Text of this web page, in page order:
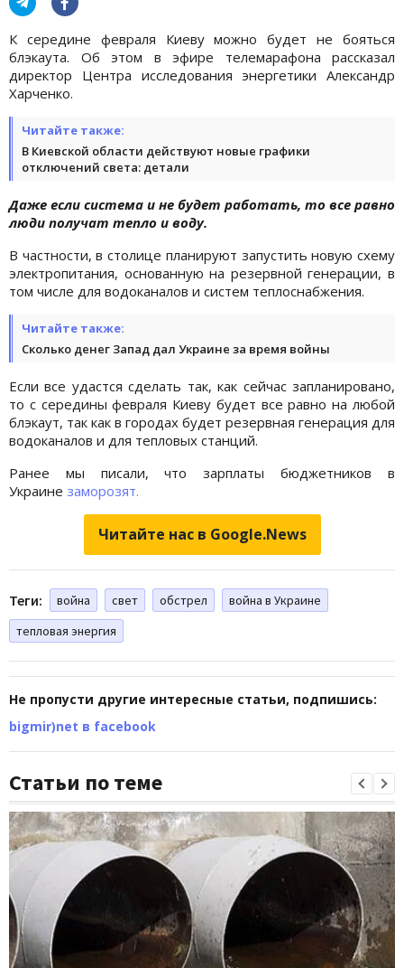
К середине февраля Киеву можно будет не бояться
блэкаута. Об этом в эфире телемарафона рассказал
директор Центра исследования энергетики Александр
Харченко.
Читайте также:
В Киевской области действуют новые графики
отключений света: детали
Даже если система и не будет работать, то все равно
люди получат тепло и воду.
В частности, в столице планируют запустить новую схему
электропитания, основанную на резервной генерации, в
том числе для водоканалов и систем теплоснабжения.
Читайте также:
Сколько денег Запад дал Украине за время войны
Если все удастся сделать так, как сейчас запланировано,
то с середины февраля Киеву будет все равно на любой
блэкаут, так как в городах будет резервная генерация для
водоканалов и для тепловых станций.
Ранее мы писали, что зарплаты бюджетников в
Украине заморозят.
Читайте нас в Google.News
Теги: война свет обстрел
война в Украине
тепловая энергия
Не пропусти другие интересные статьи, подпишись:
bigmir)net в facebook
Статьи по теме